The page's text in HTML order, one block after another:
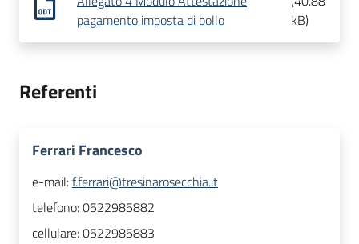
pagamento imposta di bollo
kB)
Referenti
Ferrari Francesco
e-mail:f.ferrari@tresinarosecchia.it
telefono:0522985882
cellulare:0522985883